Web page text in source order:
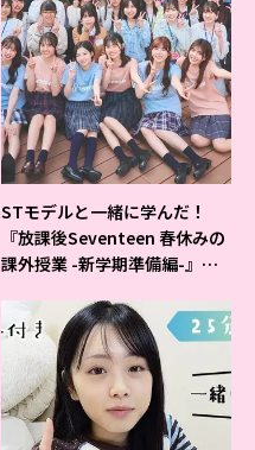
STモデルと一緒に学んだ！
『放課後Seventeen 春休みの
課外授業 -新学期準備編-』イ